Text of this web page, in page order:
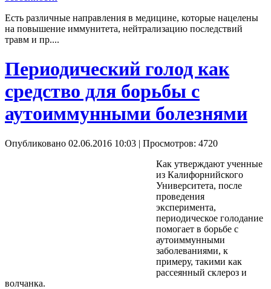
Есть различные направления в медицине, которые нацелены
на повышение иммунитета, нейтрализацию последствий
травм и пр....
Периодический голод как
средство для борьбы с
аутоиммунными болезнями
Опубликовано 02.06.2016 10:03 | Просмотров: 4720
Как утверждают ученные
из Калифорнийского
Университета, после
проведения
эксперимента,
периодическое голодание
помогает в борьбе с
аутоиммунными
заболеваниями, к
примеру, такими как
рассеянный склероз и
волчанка.